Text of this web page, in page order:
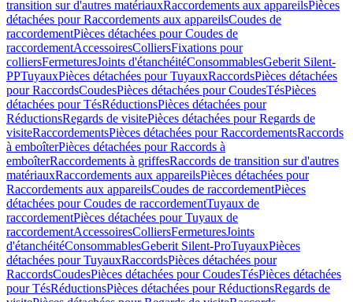
transition sur d'autres matériauxRaccordements aux appareilsPièces
détachées pour Raccordements aux appareilsCoudes de
raccordementPièces détachées pour Coudes de
raccordementAccessoiresColliersFixations pour
colliersFermeturesJoints d'étanchéitéConsommablesGeberit Silent-
PPTuyauxPièces détachées pour TuyauxRaccordsPièces détachées
pour RaccordsCoudesPièces détachées pour CoudesTésPièces
détachées pour TésRéductionsPièces détachées pour
RéductionsRegards de visitePièces détachées pour Regards de
visiteRaccordementsPièces détachées pour RaccordementsRaccords
à emboîterPièces détachées pour Raccords à
emboîterRaccordements à griffesRaccords de transition sur d'autres
matériauxRaccordements aux appareilsPièces détachées pour
Raccordements aux appareilsCoudes de raccordementPièces
détachées pour Coudes de raccordementTuyaux de
raccordementPièces détachées pour Tuyaux de
raccordementAccessoiresColliersFermeturesJoints
d'étanchéitéConsommablesGeberit Silent-ProTuyauxPièces
détachées pour TuyauxRaccordsPièces détachées pour
RaccordsCoudesPièces détachées pour CoudesTésPièces détachées
pour TésRéductionsPièces détachées pour RéductionsRegards de